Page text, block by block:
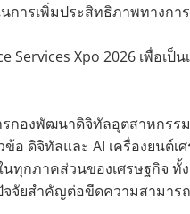
การเพิ่มประสิทธิภาพทางก
Services Xpo 2026 เพื่อเป็
กองพัฒนาดิจิทัลอุตสาหกรร
อ ดิจิทัลและ AI เครื่องยนต์
ทุกภาคส่วนของเศรษฐกิจ ทั้
จจัยสำคัญต่อขีดความสามาร